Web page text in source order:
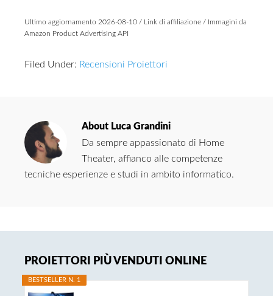
Ultimo aggiornamento 2026-08-10 / Link di affiliazione / Immagini da
Amazon Product Advertising API
Filed Under: Recensioni Proiettori
About Luca Grandini
Da sempre appassionato di Home
Theater, affianco alle competenze
tecniche esperienze e studi in ambito informatico.
Sidebar
PROIETTORI PIÙ VENDUTI ONLINE
BESTSELLER N. 1